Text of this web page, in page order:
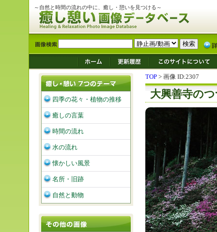
～自然と時間の流れの中に、癒し・憩いを見つける～
TOP > 画像 ID:2307
大興善寺の
四季の花々・植物の推移
癒しの言葉
時間の流れ
水の流れ
懐かしい風景
名所・旧跡
自然と動物